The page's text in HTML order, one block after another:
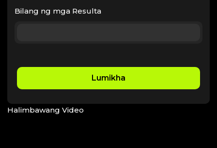
Bilang ng mga Resulta
Lumikha
Halimbawang Video